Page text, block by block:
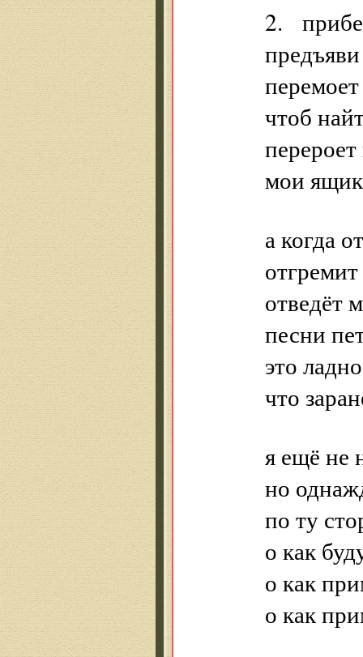
2.
чтоб
мои
а когда
отведёт
песни
это
что
я ещё не
но
по ту
о как
о как
о как